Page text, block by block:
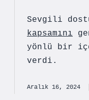
Sevgili
kapsamını
yönlü bir
verdi.
Aralık 16, 2024